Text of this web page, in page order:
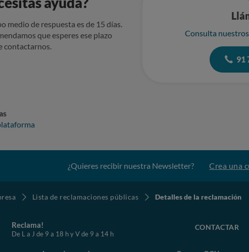
medio de respuesta es de 15 días.
que esperes ese plazo
contactarnos.
Consulta
91
¿Quieres recibir nuestra Newsletter? Crea una
Lista de reclamaciones públicas Detalles de la reclamación
Reclama!
De L a J de 9 a 18 h y V de 9 a 14 h
CONTACTAR